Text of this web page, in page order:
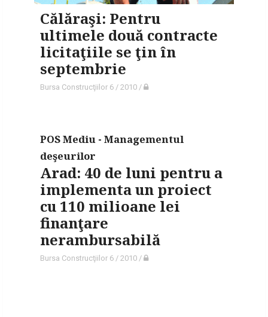
Călăraşi: Pentru
ultimele două contracte
licitaţiile se ţin în
septembrie
Bursa Construcţiilor 6 / 2010/
POS Mediu - Managementul
deşeurilor
Arad: 40 de luni pentru a
implementa un proiect
cu 110 milioane lei
finanţare
nerambursabilă
Bursa Construcţiilor 6 / 2010/